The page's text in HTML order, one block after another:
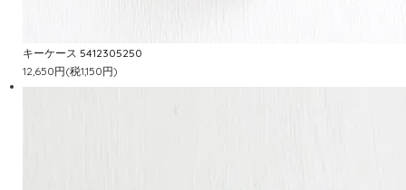
キーケース 5412305250
12,650円(税1,150円)